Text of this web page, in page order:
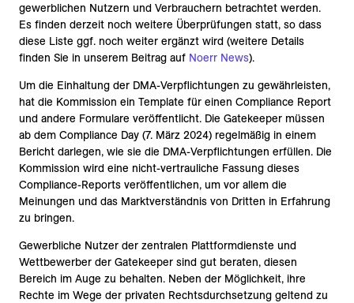
gewerblichen Nutzern und Verbrauchern betrachtet werden.
Es finden derzeit noch weitere Überprüfungen statt, so dass
diese Liste ggf. noch weiter ergänzt wird (weitere Details
finden Sie in unserem Beitrag auf Noerr News).
Um die Einhaltung der DMA-Verpflichtungen zu gewährleisten,
hat die Kommission ein Template für einen Compliance Report
und andere Formulare veröffentlicht. Die Gatekeeper müssen
ab dem Compliance Day (7. März 2024) regelmäßig in einem
Bericht darlegen, wie sie die DMA-Verpflichtungen erfüllen. Die
Kommission wird eine nicht-vertrauliche Fassung dieses
Compliance-Reports veröffentlichen, um vor allem die
Meinungen und das Marktverständnis von Dritten in Erfahrung
zu bringen.
Gewerbliche Nutzer der zentralen Plattformdienste und
Wettbewerber der Gatekeeper sind gut beraten, diesen
Bereich im Auge zu behalten. Neben der Möglichkeit, ihre
Rechte im Wege der privaten Rechtsdurchsetzung geltend zu